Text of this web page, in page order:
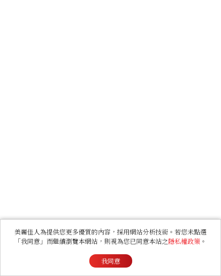
美麗佳人為提供您更多優質的內容，採用網站分析技術。若您未點選
「我同意」而繼續瀏覽本網站，則視為您已同意本站之隱私權政策 。
我同意